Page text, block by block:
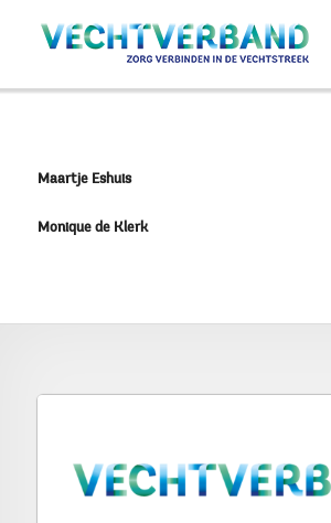
Maartje Eshuis
Monique de Klerk